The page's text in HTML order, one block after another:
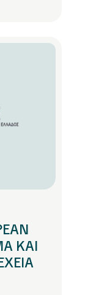
ΚΑΙ